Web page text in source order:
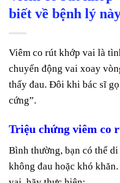
biết về bệnh lý
Viêm co rút khớp vai là
chuyển động vai xoay
thấy đau. Đôi khi bác sĩ
cứng”.
Triệu chứng viêm co
Bình thường, bạn có thể
không đau hoặc khó